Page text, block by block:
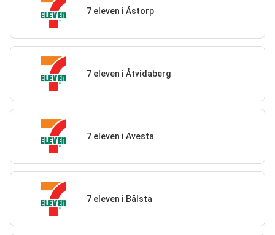
7 eleven i Åstorp
7 eleven i Åtvidaberg
7 eleven i Avesta
7 eleven i Bålsta